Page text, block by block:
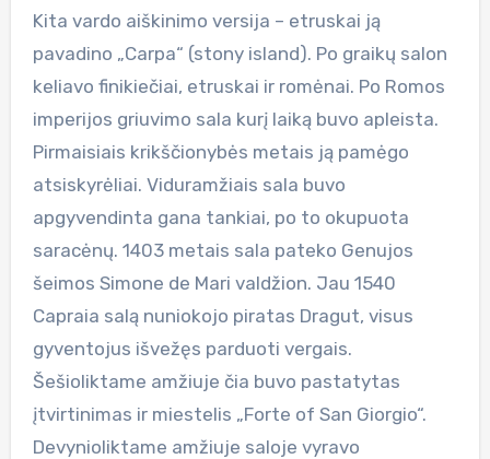
Kita vardo aiškinimo versija – etruskai ją
pavadino „Carpa“ (stony island). Po graikų salon
keliavo finikiečiai, etruskai ir romėnai. Po Romos
imperijos griuvimo sala kurį laiką buvo apleista.
Pirmaisiais krikščionybės metais ją pamėgo
atsiskyrėliai. Viduramžiais sala buvo
apgyvendinta gana tankiai, po to okupuota
saracėnų. 1403 metais sala pateko Genujos
šeimos Simone de Mari valdžion. Jau 1540
Capraia salą nuniokojo piratas Dragut, visus
gyventojus išvežęs parduoti vergais.
Šešioliktame amžiuje čia buvo pastatytas
įtvirtinimas ir miestelis „Forte of San Giorgio“.
Devynioliktame amžiuje saloje vyravo